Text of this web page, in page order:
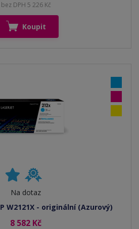
bez DPH 5 226 Kč
Koupit
Na dotaz
W2121X - originální (Azurový)
8 582 Kč